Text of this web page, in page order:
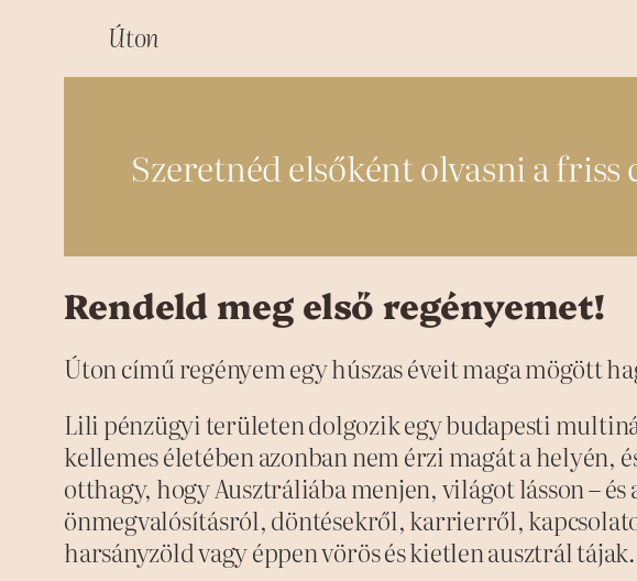
Úton
Szeretnéd elsőként olvasni a
Rendeld meg első regényemet!
Úton című regényem egy húszas éveit maga mögött
Lili pénzügyi területen dolgozik egy budapesti
kellemes életében azonban nem érzi magát a
otthagy, hogy Ausztráliába menjen, világot lásson –
önmegvalósításról, döntésekről, karrierről,
harsányzöld vagy éppen vörös és kietlen ausztrál tájak.